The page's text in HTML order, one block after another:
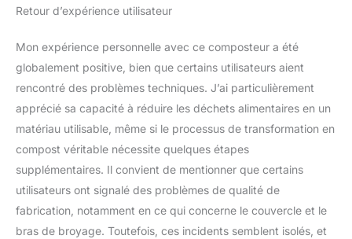
silencieusement avec un
45 dB, vous permettant
de faire fonctionner tout
le cycle à la maison sans
causer trop
d'interférences sonores
Facile à nettoyer : il n'y a
soucier du nettoyage
manuel après chaque
cycle. La machine de
compostage intelligente
Retour d’expérience utilisateur
Mon expérience personnelle avec ce composteur a été
globalement positive, bien que certains utilisateurs aient
rencontré des problèmes techniques. J’ai particulièrement
apprécié sa capacité à réduire les déchets alimentaires en un
matériau utilisable, même si le processus de transformation en
compost véritable nécessite quelques étapes
supplémentaires. Il convient de mentionner que certains
utilisateurs ont signalé des problèmes de qualité de
fabrication, notamment en ce qui concerne le couvercle et le
bras de broyage. Toutefois, ces incidents semblent isolés, et